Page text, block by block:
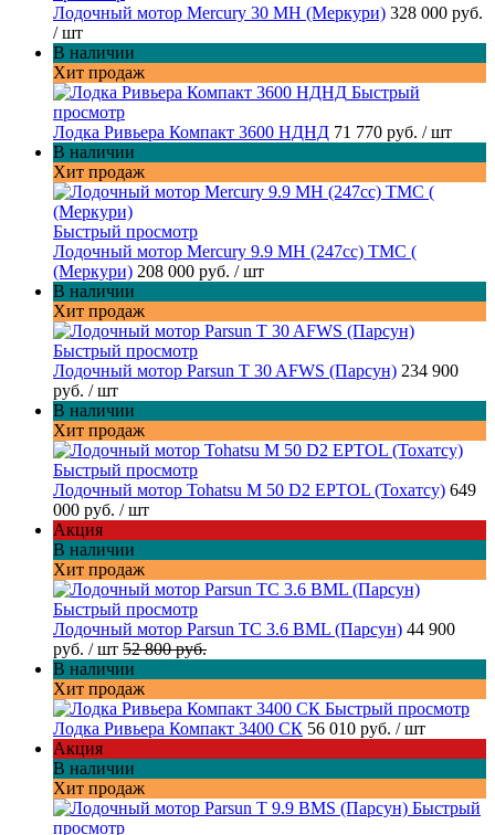
Лодочный мотор Mercury 30 MH (Меркури) 328 000 руб.
/ шт
В наличии
Хит продаж
Быстрый
просмотр
Лодка Ривьера Компакт 3600 НДНД 71 770 руб. / шт
В наличии
Хит продаж
Быстрый просмотр
Лодочный мотор Mercury 9.9 МН (247cc) TMC (
(Меркури) 208 000 руб. / шт
В наличии
Хит продаж
Быстрый просмотр
Лодочный мотор Parsun T 30 AFWS (Парсун) 234 900
руб. / шт
В наличии
Хит продаж
Быстрый просмотр
Лодочный мотор Tohatsu M 50 D2 EPTOL (Тохатсу) 649
000 руб. / шт
Акция
В наличии
Хит продаж
Быстрый просмотр
Лодочный мотор Parsun TC 3.6 BML (Парсун) 44 900
руб. / шт 52 800 руб.
В наличии
Хит продаж
Быстрый просмотр
Лодка Ривьера Компакт 3400 СК 56 010 руб. / шт
Акция
В наличии
Хит продаж
Быстрый
просмотр